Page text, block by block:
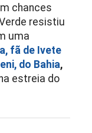
chances
resistiu
uma
fã de Ivete
do Bahia,
estreia do